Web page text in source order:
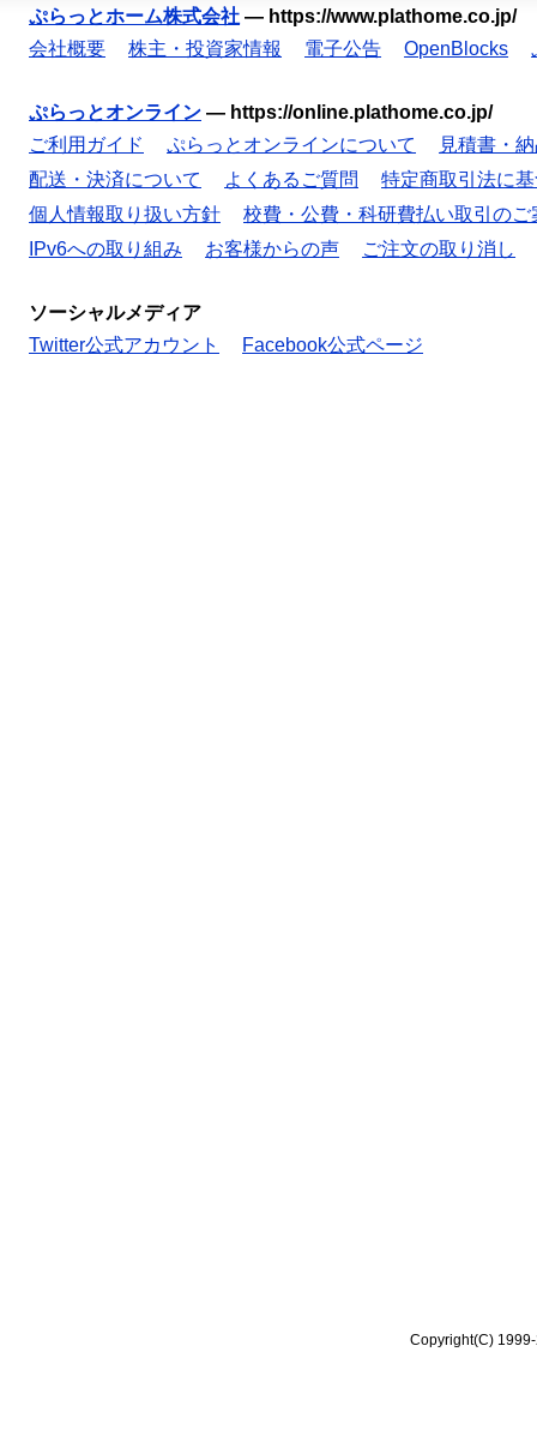
ぷらっとホーム株式会社 — https://www.plathome.co.jp/
会社概要
株主・投資家情報 電子公告 OpenBlocks
ぷらっとオンライン — https://online.plathome.co.jp/
ご利用ガイド
ぷらっとオンラインについて
見積書・
配送・決済について
よくあるご質問
特定商取引法に
個人情報取り扱い方針
校費・公費・科研費払い取引のご
IPv6への取り組み
お客様からの声 ご注文の取り消し
ソーシャルメディア
Twitter公式アカウント
Facebook公式ページ
Copyright(C)